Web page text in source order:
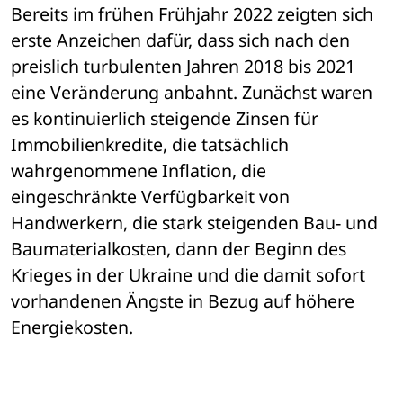
Bereits im frühen Frühjahr 2022 zeigten sich
erste Anzeichen dafür, dass sich nach den
preislich turbulenten Jahren 2018 bis 2021
eine Veränderung anbahnt. Zunächst waren
es kontinuierlich steigende Zinsen für
Immobilienkredite, die tatsächlich
wahrgenommene Inflation, die
eingeschränkte Verfügbarkeit von
Handwerkern, die stark steigenden Bau- und
Baumaterialkosten, dann der Beginn des
Krieges in der Ukraine und die damit sofort
vorhandenen Ängste in Bezug auf höhere
Energiekosten.